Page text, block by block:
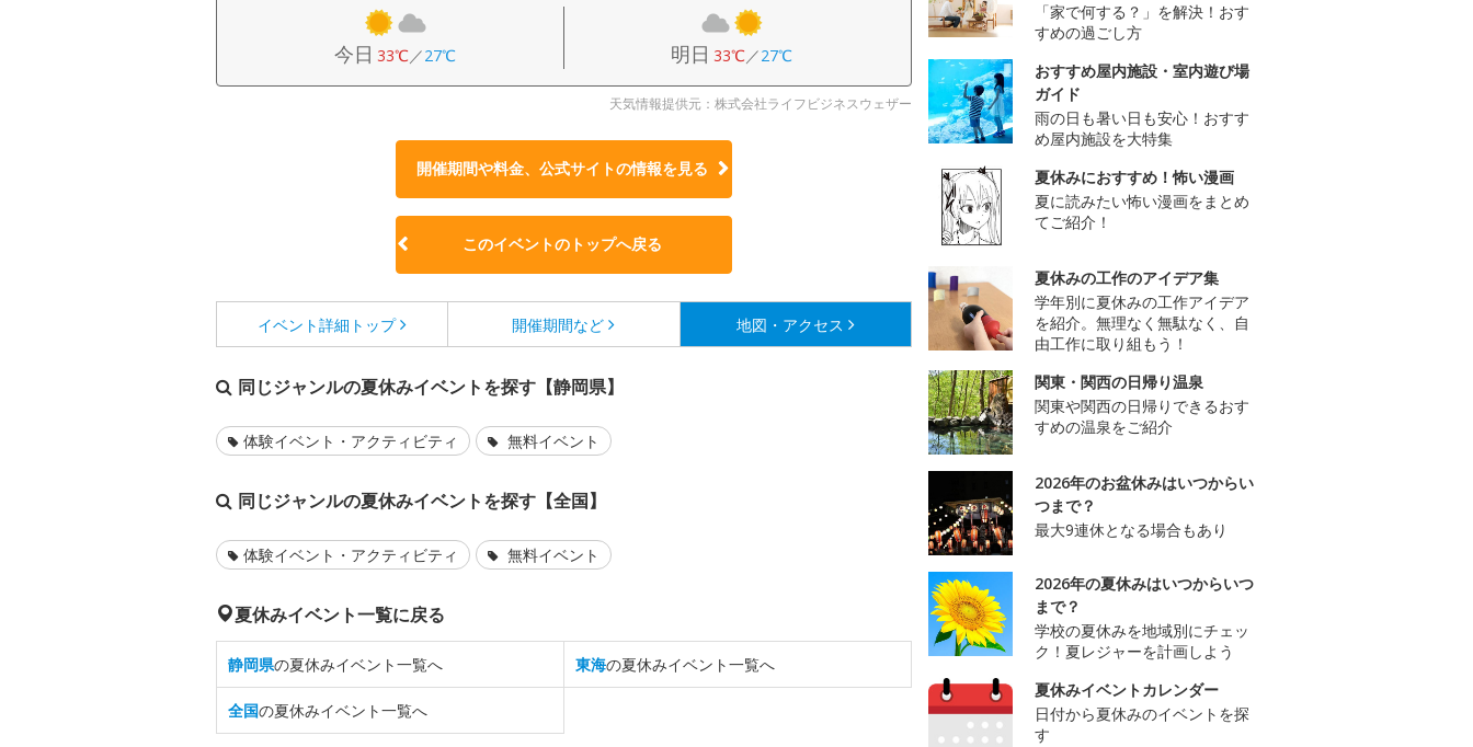
今日 33℃／27℃ 明日 33℃／27℃
天気情報提供元：株式会社ライフビジネスウェザー
開催期間や料金、公式サイトの情報を見る
このイベントのトップへ戻る
イベント詳細 トップ 開催期間など 地図・アクセス
同じジャンルの夏休みイベントを探す【静岡県】
体験イベント・アクティビティ 無料イベント
同じジャンルの夏休みイベントを探す【全国】
体験イベント・アクティビティ 無料イベント
夏休みイベント一覧に戻る
静岡県の夏休みイベント一覧へ 東海の夏休みイベント一覧へ
全国の夏休みイベント一覧へ
「家で何する？」を解決！おす
すめの過ごし方
おすすめ屋内施設・室内遊び場
ガイド
雨の日も暑い日も安心！おすす
め屋内施設を大特集
夏休みにおすすめ！怖い漫画
夏に読みたい怖い漫画をまとめ
てご紹介！
夏休みの工作のアイデア集
学年別に夏休みの工作アイデア
を紹介。無理なく無駄なく、自
由工作に取り組もう！
関東・関西の日帰り温泉
関東や関西の日帰りできるおす
すめの温泉をご紹介
2026年のお盆休みはいつからい
つまで？
最大9連休となる場合もあり
2026年の夏休みはいつからいつ
まで？
学校の夏休みを地域別にチェッ
ク！夏レジャーを計画しよう
夏休みイベントカレンダー
日付から夏休みのイベントを探
す